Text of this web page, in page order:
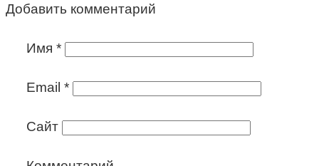
Добавить комментарий
Имя *
Email *
Сайт